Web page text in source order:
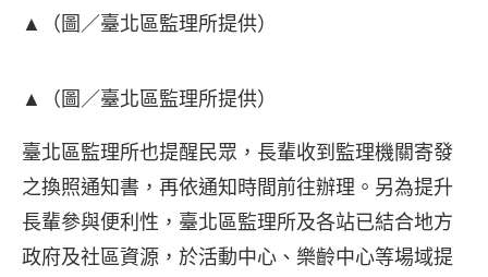
▲（圖／臺北區監理所提供）
▲（圖／臺北區監理所提供）
臺北區監理所也提醒民眾，長輩收到監理機關寄發
之換照通知書，再依通知時間前往辦理。另為提升
長輩參與便利性，臺北區監理所及各站已結合地方
政府及社區資源，於活動中心、樂齡中心等場域提